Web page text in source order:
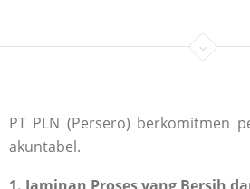
PT PLN (Persero) berkomitmen
akuntabel.